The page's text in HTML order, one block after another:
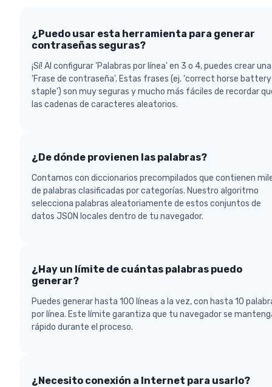
¿Puedo usar esta herramienta para generar
contraseñas seguras?
¡Sí! Al configurar 'Palabras por línea' en 3 o 4, puedes crear una
'Frase de contraseña'. Estas frases (ej. 'correct horse battery
staple') son muy seguras y mucho más fáciles de recordar
las cadenas de caracteres aleatorios.
¿De dónde provienen las palabras?
Contamos con diccionarios precompilados que contienen
de palabras clasificadas por categorías. Nuestro algoritmo
selecciona palabras aleatoriamente de estos conjuntos de
datos JSON locales dentro de tu navegador.
¿Hay un límite de cuántas palabras puedo
generar?
Puedes generar hasta 100 líneas a la vez, con hasta 10
por línea. Este límite garantiza que tu navegador se
rápido durante el proceso.
¿Necesito conexión a Internet para usarlo?